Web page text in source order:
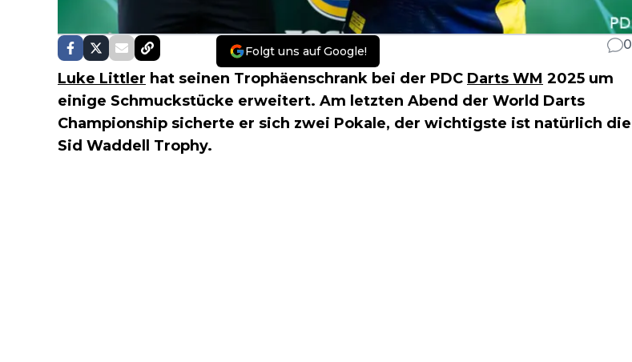
Folgt uns auf Google! 0
Luke Littler hat seinen Trophäenschrank bei der PDC Darts WM 2025 um
einige Schmuckstücke erweitert. Am letzten Abend der World Darts
Championship sicherte er sich zwei Pokale, der wichtigste ist natürlich die
Sid Waddell Trophy.